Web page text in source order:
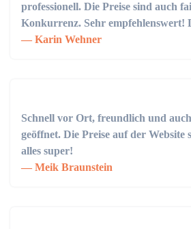
professionell. Die Preise sind auch
Konkurrenz. Sehr empfehlenswert!
Karin Wehner
Schnell vor Ort, freundlich und
geöffnet. Die Preise auf der Website
alles super!
Meik Braunstein